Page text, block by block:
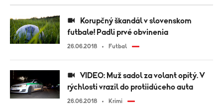
futbale! Padli prvé obvinenia
26.06.2018 Futbal
rýchlosti vrazil do protiidúceho auta
26.06.2018 Krimi